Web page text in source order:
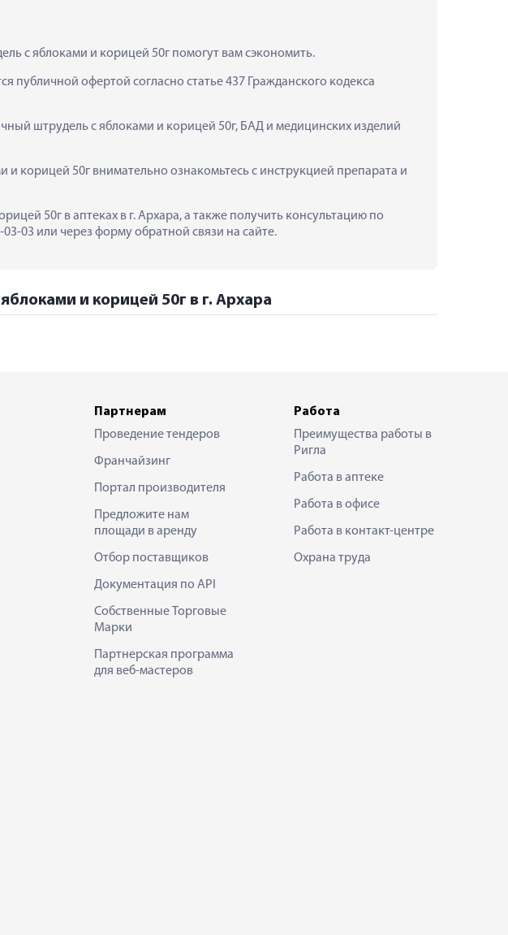
с яблоками и корицей 50г помогут вам сэкономить.
публичной офертой согласно статье 437 Гражданского кодекса
штрудель с яблоками и корицей 50г, БАД и медицинских изделий
корицей 50г внимательно ознакомьтесь с инструкцией препарата и
50г в аптеках в г. Архара, а также получить консультацию по
03 или через форму обратной связи на сайте.
и корицей 50г в г. Архара
Партнерам
Проведение тендеров
Франчайзинг
Портал производителя
Предложите нам
площади в аренду
Отбор поставщиков
Документация по API
Собственные Торговые
Марки
Партнерская программа
для веб-мастеров
Работа
Преимущества работы в
Ригла
Работа в аптеке
Работа в офисе
Работа в контакт-центре
Охрана труда